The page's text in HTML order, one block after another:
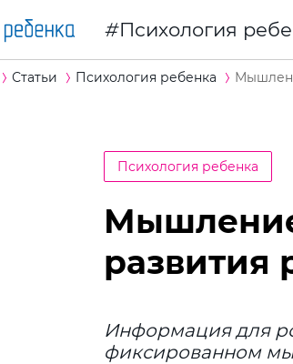
Психология
Статьи Психология ребенка
Психология ребенка
Мышление
развития
Информация для
фиксированном